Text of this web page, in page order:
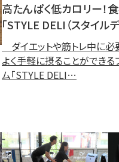
高たんぱく低カロリー！
「STYLE DELI（スタイルデ
ダイエットや筋トレ中に必
よく手軽に摂ることができる
ム「STYLE DELI…